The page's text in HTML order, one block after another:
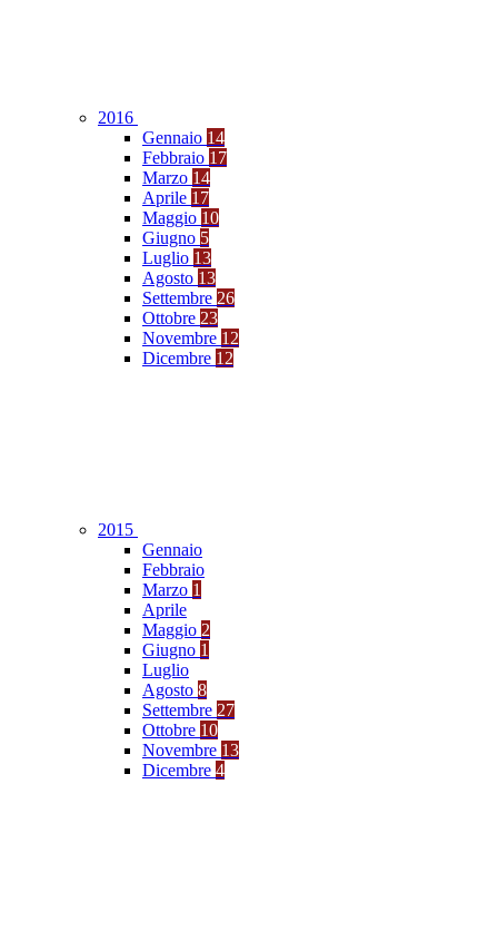
2016
Gennaio 14
Febbraio 17
Marzo 14
Aprile 17
Maggio 10
Giugno 5
Luglio 13
Agosto 13
Settembre 26
Ottobre 23
Novembre 12
Dicembre 12
2015
Gennaio
Febbraio
Marzo 1
Aprile
Maggio 2
Giugno 1
Luglio
Agosto 8
Settembre 27
Ottobre 10
Novembre 13
Dicembre 4